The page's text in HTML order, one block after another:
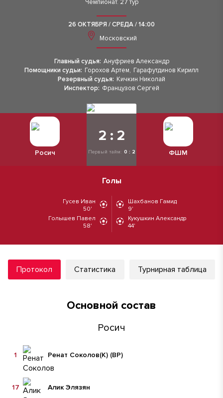
Чемпионат. 27 тур
26 ОКТЯБРЯ / СРЕДА / 14:00
Московский
Главный судья: Ануфриев Александр
Помощники судьи: Горохов Артем, Гарафутдинов Кирилл
Резервный судья: Кичкин Николай
Инспектор: Французов Сергей
Росич
2 : 2
Первый тайм: 0 : 2 ФШМ
Голы
Гусев Иван
50'
Голышев Павел
58'
Шахбанов Гамид
9'
Кукушкин Александр
44'
Протокол Статистика Турнирная таблица
Основной состав
Росич
Ренат Соколов(К) (ВР)
1
Алик Элязян
17